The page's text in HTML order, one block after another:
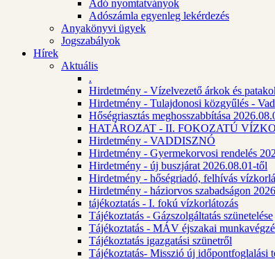
Adó nyomtatványok
Adószámla egyenleg lekérdezés
Anyakönyvi ügyek
Jogszabályok
Hírek
Aktuális
.
Hirdetmény - Vízelvezető árkok és
Hirdetmény - Tulajdonosi közgyűlés -
Hőségriasztás meghosszabbítása
HATÁROZAT - II. FOKOZATÚ
Hirdetmény - VADDISZNÓ
Hirdetmény - Gyermekorvosi rendelés
Hirdetmény - új buszjárat 2026.08.01-től
Hirdetmény - hőségriadó, felhívás
Hirdetmény - háziorvos szabadságon
tájékoztatás - I. fokú vízkorlátozás
Tájékoztatás - Gázszolgáltatás szünetelése
Tájékoztatás - MÁV éjszakai
Tájékoztatás igazgatási szünetről
Tájékoztatás- Misszió új időpontfoglalási